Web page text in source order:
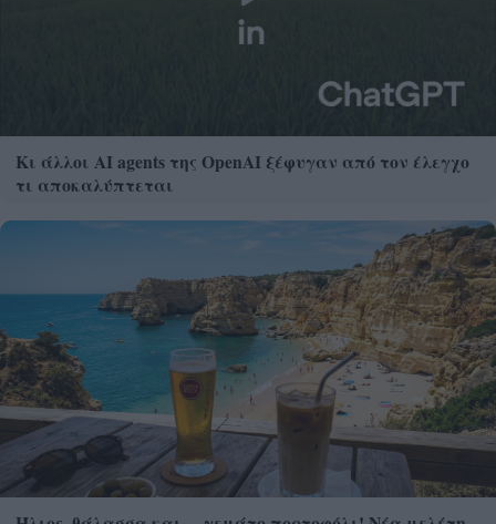
Κι άλλοι AI agents της OpenAI ξέφυγαν από τον έλεγχο
τι αποκαλύπτεται